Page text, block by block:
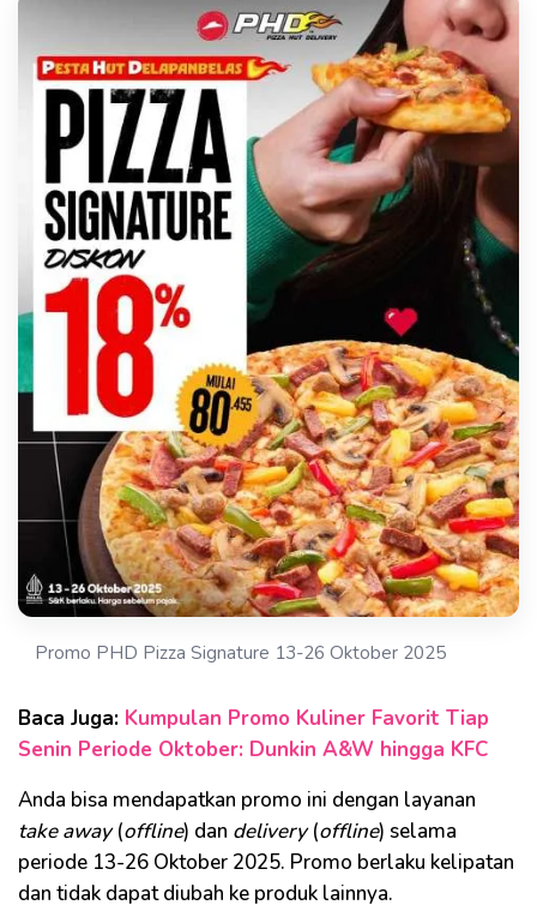
Promo PHD Pizza Signature 13-26 Oktober 2025
Baca Juga: Kumpulan Promo Kuliner Favorit Tiap
Senin Periode Oktober: Dunkin A&W hingga KFC
Anda bisa mendapatkan promo ini dengan layanan
take away(offline) dan delivery(offline) selama
periode 13-26 Oktober 2025. Promo berlaku kelipatan
dan tidak dapat diubah ke produk lainnya.